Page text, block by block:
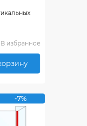
В избранное
-7%